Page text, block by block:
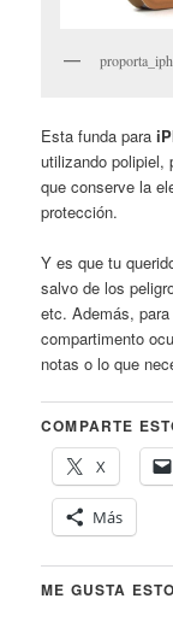
Esta funda para
utilizando polipiel,
que conserve la
protección.
Y es que tu
salvo de los
etc. Además,
compartimento
notas o lo que
COMPARTE
X
Más
ME GUSTA